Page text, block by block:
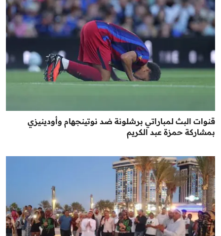
قنوات البث لمباراتي برشلونة ضد نوتينجهام وأودينيزي
بمشاركة حمزة عبد الكريم